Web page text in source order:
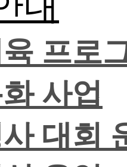
프로
사업
대회